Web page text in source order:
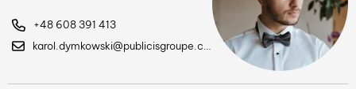
+48 608 391 413
karol.dymkowski@publicisgroupe.com